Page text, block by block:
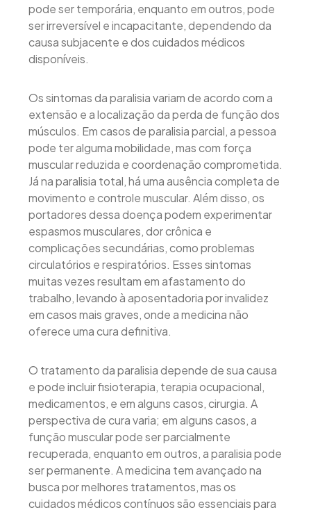
pode ser temporária, enquanto em outros, pode
ser irreversível e incapacitante, dependendo da
causa subjacente e dos cuidados médicos
disponíveis.
Os sintomas da paralisia variam de acordo com a
extensão e a localização da perda de função dos
músculos. Em casos de paralisia parcial, a pessoa
pode ter alguma mobilidade, mas com força
muscular reduzida e coordenação comprometida.
Já na paralisia total, há uma ausência completa de
movimento e controle muscular. Além disso, os
portadores dessa doença podem experimentar
espasmos musculares, dor crônica e
complicações secundárias, como problemas
circulatórios e respiratórios. Esses sintomas
muitas vezes resultam em afastamento do
trabalho, levando à aposentadoria por invalidez
em casos mais graves, onde a medicina não
oferece uma cura definitiva.
O tratamento da paralisia depende de sua causa
e pode incluir fisioterapia, terapia ocupacional,
medicamentos, e em alguns casos, cirurgia. A
perspectiva de cura varia; em alguns casos, a
função muscular pode ser parcialmente
recuperada, enquanto em outros, a paralisia pode
ser permanente. A medicina tem avançado na
busca por melhores tratamentos, mas os
cuidados médicos contínuos são essenciais para